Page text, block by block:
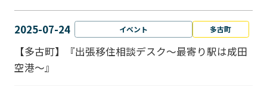
2025-07-24 イベント 多古町
【多古町】『出張移住相談デスク～最寄り駅は成田
空港～』